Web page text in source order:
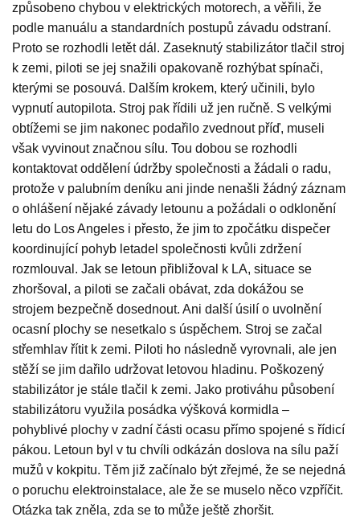
způsobeno chybou v elektrických motorech, a věřili, že
podle manuálu a standardních postupů závadu odstraní.
Proto se rozhodli letět dál. Zaseknutý stabilizátor tlačil stroj
k zemi, piloti se jej snažili opakovaně rozhýbat spínači,
kterými se posouvá. Dalším krokem, který učinili, bylo
vypnutí autopilota. Stroj pak řídili už jen ručně. S velkými
obtížemi se jim nakonec podařilo zvednout příď, museli
však vyvinout značnou sílu. Tou dobou se rozhodli
kontaktovat oddělení údržby společnosti a žádali o radu,
protože v palubním deníku ani jinde nenašli žádný záznam
o ohlášení nějaké závady letounu a požádali o odklonění
letu do Los Angeles i přesto, že jim to zpočátku dispečer
koordinující pohyb letadel společnosti kvůli zdržení
rozmlouval. Jak se letoun přibližoval k LA, situace se
zhoršoval, a piloti se začali obávat, zda dokážou se
strojem bezpečně dosednout. Ani další úsilí o uvolnění
ocasní plochy se nesetkalo s úspěchem. Stroj se začal
střemhlav řítit k zemi. Piloti ho následně vyrovnali, ale jen
stěží se jim dařilo udržovat letovou hladinu. Poškozený
stabilizátor je stále tlačil k zemi. Jako protiváhu působení
stabilizátoru využila posádka výšková kormidla –
pohyblivé plochy v zadní části ocasu přímo spojené s řídicí
pákou. Letoun byl v tu chvíli odkázán doslova na sílu paží
mužů v kokpitu. Těm již začínalo být zřejmé, že se nejedná
o poruchu elektroinstalace, ale že se muselo něco vzpříčit.
Otázka tak zněla, zda se to může ještě zhoršit.